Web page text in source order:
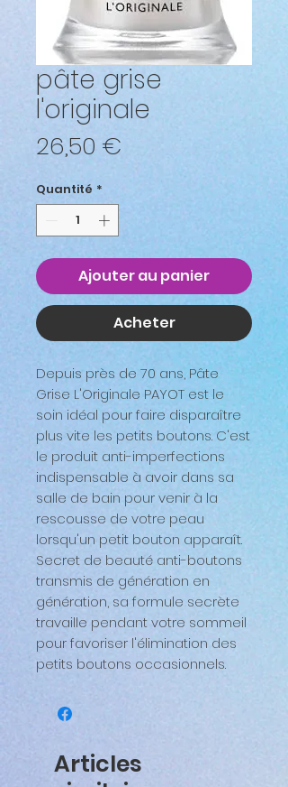
pâte grise
l'originale
26,50 €
Quantité *
Ajouter au panier
Acheter
Depuis près de 70 ans, Pâte
Grise L'Originale PAYOT est le
soin idéal pour faire disparaître
plus vite les petits boutons. C'est
le produit anti-imperfections
indispensable à avoir dans sa
salle de bain pour venir à la
rescousse de votre peau
lorsqu'un petit bouton apparaît.
Secret de beauté anti-boutons
transmis de génération en
génération, sa formule secrète
travaille pendant votre sommeil
pour favoriser l'élimination des
petits boutons occasionnels.
Articles